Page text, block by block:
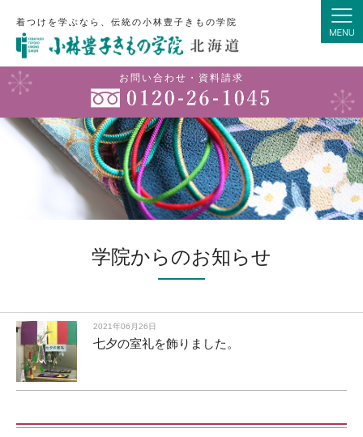
着つけを学ぶなら、伝統の小林豊子きもの学院
お問い合わせ・資料請求
学院からのお知らせ
2021年06月26日
七夕の室礼を飾りました。